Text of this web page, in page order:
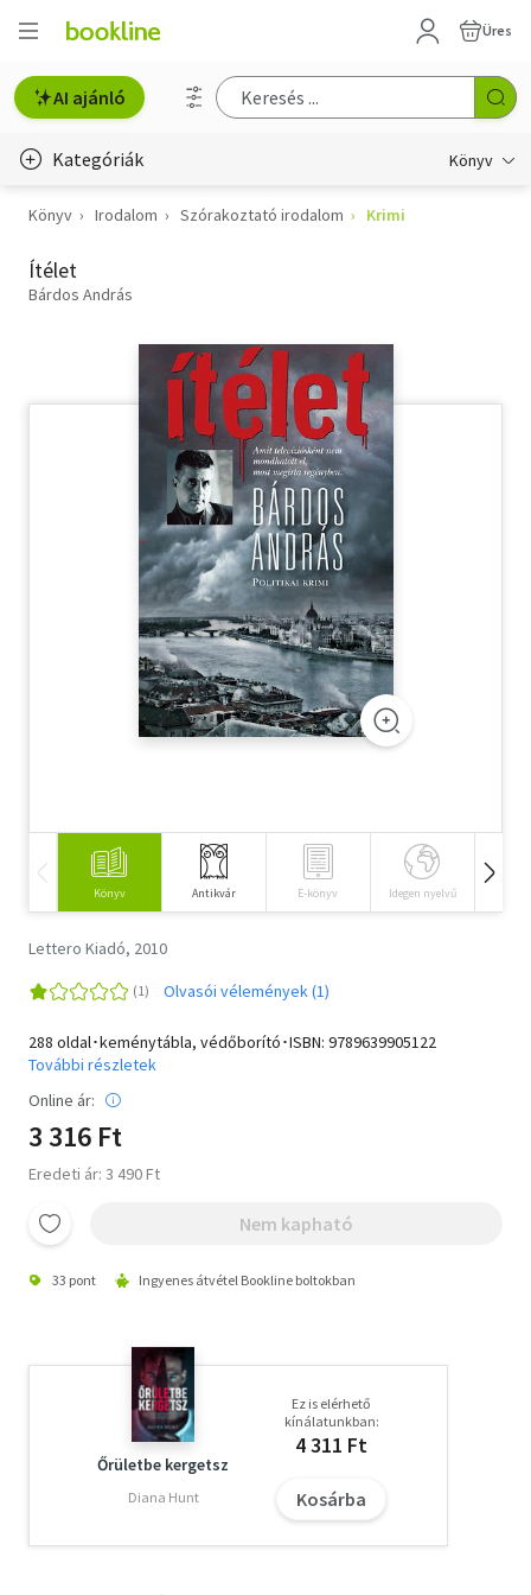
Üres
AI ajánló
Kategóriák Könyv
Életmód, egészség
Erotika
Szótár, nyelvkönyv
Tankönyv, segédkönyv
Társadalomtudomány
Természettudomány
Vallás
Könyv Irodalom Szórakoztató irodalom Krimi
Ítélet
Bárdos András
Könyv Antikvár E-könyv Idegen nyelvű
Lettero Kiadó, 2010
Olvasói vélemények (1)
288 oldal･keménytábla, védőborító･ISBN: 9789639905122
További részletek
Online ár:
3 316 Ft
Eredeti ár: 3 490 Ft
Nem kapható
33 pont Ingyenes átvétel Bookline boltokban
Őrületbe kergetsz
Diana Hunt
Ez is elérhető
kínálatunkban:
4 311 Ft
Kosárba